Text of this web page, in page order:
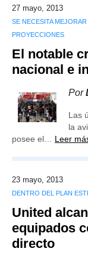
27 mayo, 2013
SE NECESITA
PROYECCIONES
El notable
nacional e
Por
Las
la
posee el… Leer
23 mayo, 2013
DENTRO DEL PLAN
United
equipados
directo